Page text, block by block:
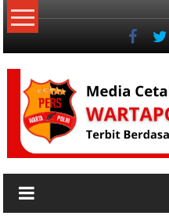
Lompat
ke
NKRI
My